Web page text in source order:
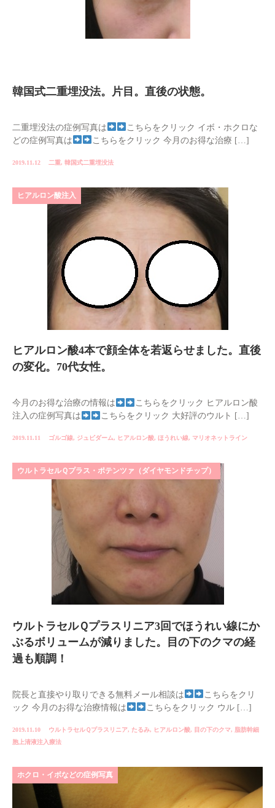
韓国式二重埋没法。片目。直後の状態。
二重埋没法の症例写真は
こちらをクリック イボ・ホクロな
どの症例写真は
こちらをクリック 今月のお得な治療 […]
2019.11.12 二重, 韓国式二重埋没法
ヒアルロン酸注入
ヒアルロン酸4本で顔全体を若返らせました。直後
の変化。70代女性。
今月のお得な治療の情報は
こちらをクリック ヒアルロン酸
注入の症例写真は
こちらをクリック 大好評のウルト […]
2019.11.11 ゴルゴ線, ジュビダーム, ヒアルロン酸, ほうれい線, マリオネットライン
ウルトラセルＱプラス・ポテンツァ（ダイヤモンドチップ）
ウルトラセルＱプラスリニア3回でほうれい線にか
ぶるボリュームが減りました。目の下のクマの経
過も順調！
院長と直接やり取りできる無料メール相談は
こちらをクリ
ック 今月のお得な治療情報は
こちらをクリック ウル […]
2019.11.10 ウルトラセルＱプラスリニア, たるみ, ヒアルロン酸, 目の下のクマ, 脂肪幹細
胞上清液注入療法
ホクロ・イボなどの症例写真